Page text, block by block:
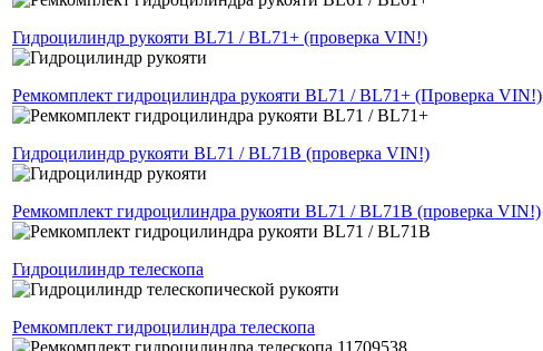
Гидроцилиндр рукояти BL71 / BL71+ (проверка VIN!)
Ремкомплект гидроцилиндра рукояти BL71 / BL71+ (Проверка VIN!)
Гидроцилиндр рукояти BL71 / BL71B (проверка VIN!)
Ремкомплект гидроцилиндра рукояти BL71 / BL71B (проверка VIN!)
Гидроцилиндр телескопа
Ремкомплект гидроцилиндра телескопа